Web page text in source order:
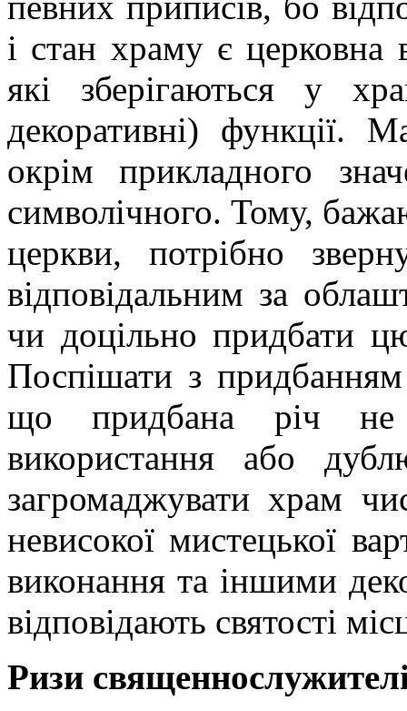
і стан храму є церковна
які зберігаються у
декоративні) функції.
окрім прикладного
символічного. Тому,
церкви, потрібно
відповідальним за
чи доцільно придбати
Поспішати з
що придбана річ не
використання або
загромаджувати храм
невисокої мистецької
виконання та іншими
відповідають святості
Ризи